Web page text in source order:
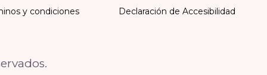
y condiciones Declaración de Accesibilidad